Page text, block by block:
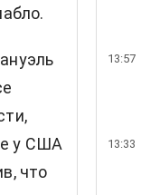
у США
что
13:57
13:33